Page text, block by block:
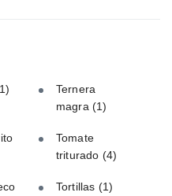
Ternera
magra(1)
Tomate
triturado (4)
Tortillas (1)